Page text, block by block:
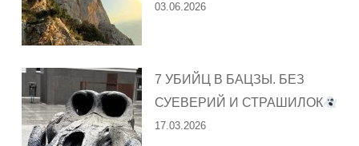
03.06.2026
7 УБИЙЦ В БАЦЗЫ. БЕЗ
СУЕВЕРИЙ И СТРАШИЛОК
17.03.2026